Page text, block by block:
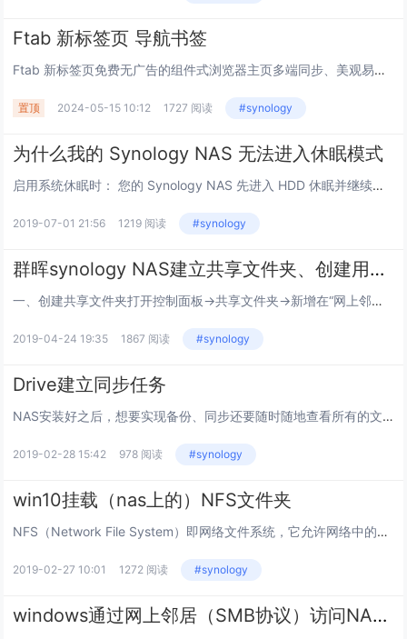
Ftab 新标签页 导航书签
Ftab 新标签页免费无广告的组件式浏览器主页多端同步、美观易用的在线导航和新标签页工具， 帮助您高效管理网页和应用，更有便携好玩的小组件供您使用，提升在线体验。让功能更简洁这是一款集导航与笔记功能于一体的书签管理工具，希望帮助你不惧遗忘...
置顶 2024-05-15 10:12 1727 阅读 #synology
为什么我的 Synology NAS 无法进入休眠模式
启用系统休眠时： 您的 Synology NAS 先进入 HDD 休眠并继续监视网络数据包。如果 Synology NAS 在 2 分钟内没有接收到单播数据包，Synology NAS 将会进入系统休眠。如果 Synolog...
2019-07-01 21:56 1219 阅读 #synology
群晖synology NAS建立共享文件夹、创建用户帐号及分配权限
一、创建共享文件夹打开控制面板→共享文件夹→新增在“网上邻居”隐藏此共享文件夹：此选项可让该共享文件夹不在 Windows 文件资源管理器的“网络”下出现。勾选此选项并不影响共享文件夹的访问权限，隐藏的共享文件夹访问权限将保持不变。拥有相应...
2019-04-24 19:35 1867 阅读 #synology
Drive建立同步任务
NAS安装好之后，想要实现备份、同步还要随时随地查看所有的文件？Drive来帮您搞定！Drive 是一个强大的工具，借助该工具，您能随时随地访问和存储您的数据。Drive 不只是一个集中化的云存储，它还支持多个历史版本以及灵活的共享功能。D...
2019-02-28 15:42 978 阅读 #synology
win10挂载（nas上的）NFS文件夹
NFS（Network File System）即网络文件系统，它允许网络中的计算机之间通过TCP/IP网络共享资源。在NFS的应用中，本地NFS的客户端应用可以透明地读写位于远端NFS服务器上的文件，就像访问本地文件一样。windows挂...
2019-02-27 10:01 1272 阅读 #synology
windows通过网上邻居（SMB协议）访问NAS的常见问题